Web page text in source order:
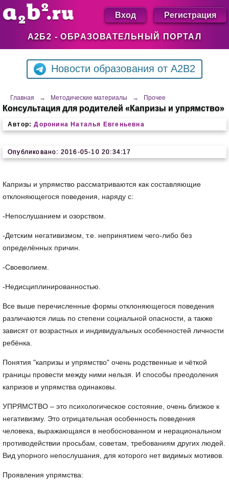
А2Б2 - ОБРАЗОВАТЕЛЬНЫЙ ПОРТАЛ
Вход Регистрация
Новости образования от A2B2
Главная → Методические материалы → Прочее
Консультация для родителей «Капризы и упрямство»
Автор: Доронина Наталья Евгеньевна
Опубликовано: 2016-05-10 20:34:17
Капризы и упрямство рассматриваются как составляющие
отклоняющегося поведения, наряду с:
-Непослушанием и озорством.
-Детским негативизмом, т.е. непринятием чего-либо без
определённых причин.
-Своеволием.
-Недисциплинированностью.
Все выше перечисленные формы отклоняющегося поведения
различаются лишь по степени социальной опасности, а также
зависят от возрастных и индивидуальных особенностей личности
ребёнка.
Понятия "капризы и упрямство" очень родственные и чёткой
границы провести между ними нельзя. И способы преодоления
капризов и упрямства одинаковы.
УПРЯМСТВО – это психологическое состояние, очень близкое к
негативизму. Это отрицательная особенность поведения
человека, выражающаяся в необоснованном и нерациональном
противодействии просьбам, советам, требованиям других людей.
Вид упорного непослушания, для которого нет видимых мотивов.
Проявления упрямства: